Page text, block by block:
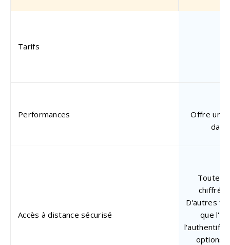
Tarifs
Performances
Offre une
Accès à distance sécurisé
Toutes
D'autres
que
options